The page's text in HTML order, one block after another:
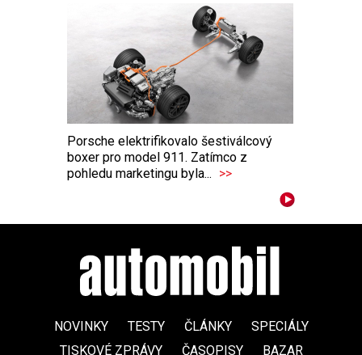
Porsche elektrifikovalo šestiválcový
boxer pro model 911. Zatímco z
pohledu marketingu byla... >>
NOVINKY TESTY ČLÁNKY
SPECIÁLY
TISKOVÉ ZPRÁVY
ČASOPISY BAZAR